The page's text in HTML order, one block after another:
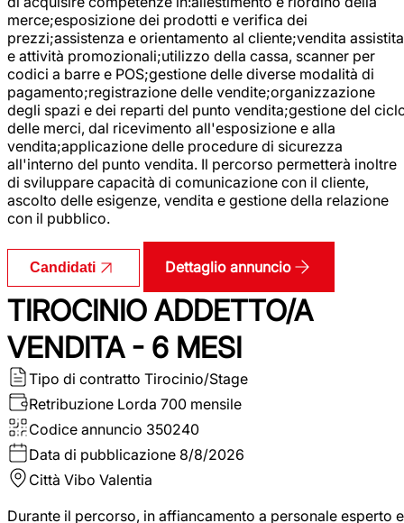
merce;esposizione dei prodotti e verifica dei
prezzi;assistenza e orientamento al cliente;vendita assistita
e attività promozionali;utilizzo della cassa, scanner per
codici a barre e POS;gestione delle diverse modalità di
pagamento;registrazione delle vendite;organizzazione
degli spazi e dei reparti del punto vendita;gestione del
delle merci, dal ricevimento all'esposizione e alla
vendita;applicazione delle procedure di sicurezza
all'interno del punto vendita. Il percorso permetterà inoltre
di sviluppare capacità di comunicazione con il cliente,
ascolto delle esigenze, vendita e gestione della relazione
con il pubblico.
Candidati Dettaglio annuncio
TIROCINIO ADDETTO/A
VENDITA - 6 MESI
Tipo di contratto Tirocinio/Stage
Retribuzione Lorda 700 mensile
Codice annuncio 350240
Data di pubblicazione 8/8/2026
Città Vibo Valentia
Durante il percorso, in affiancamento a personale esperto e